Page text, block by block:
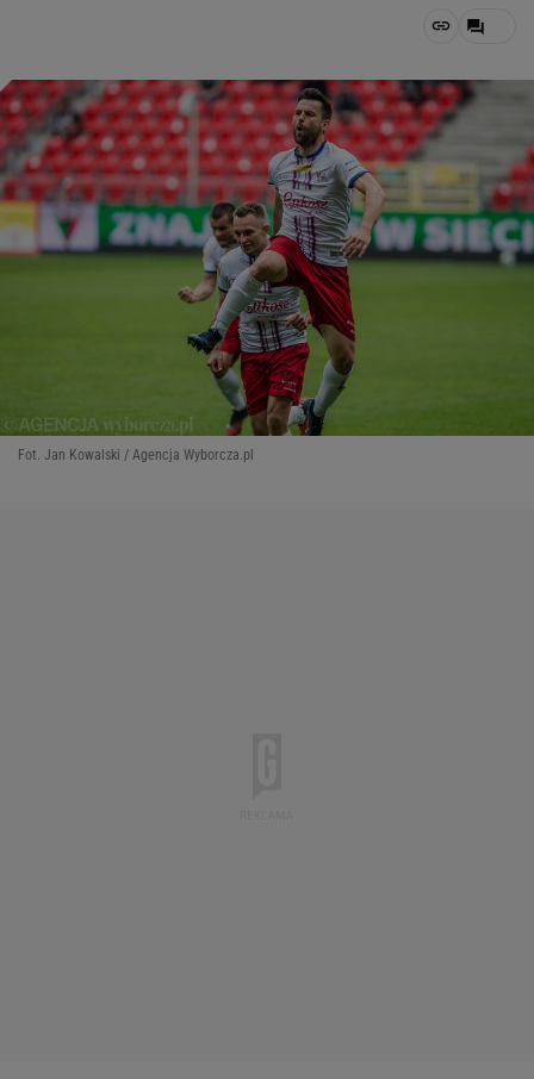
Fot. Jan Kowalski / Agencja Wyborcza.pl